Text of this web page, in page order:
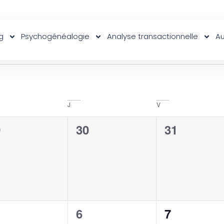
Psychogénéalogie Analyse transactionnelle
J V
0
30
0
31
0
6
0
7